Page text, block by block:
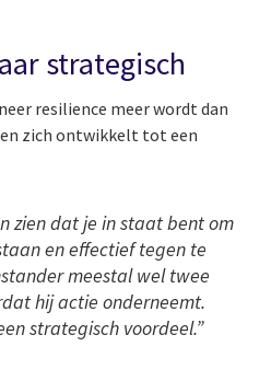
strategisch
resilience meer wordt dan
zich ontwikkelt tot een
zien dat je in staat bent om
en effectief tegen te
meestal wel twee
hij actie onderneemt.
strategisch voordeel.”